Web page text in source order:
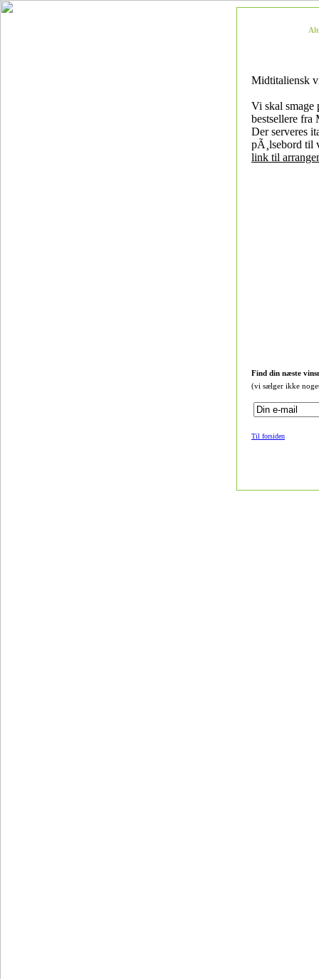
Midtitaliensk
Vi skal smage
bestsellere fra
Der serveres
pÃ¸lsebord til
link til
Find din næste
(vi sælger ikke
Til forsiden